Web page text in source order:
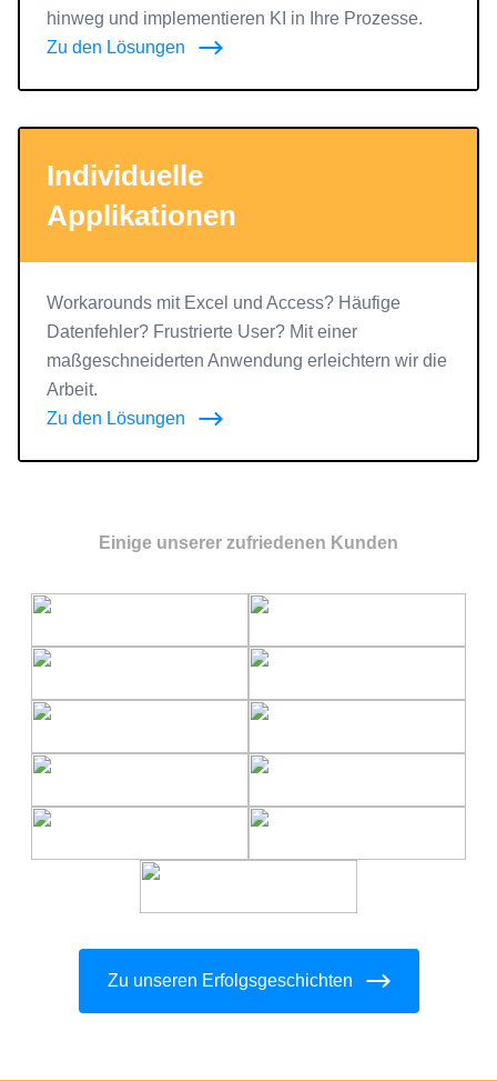
hinweg und implementieren KI in Ihre Prozesse.
Zu den Lösungen
Individuelle
Applikationen
Workarounds mit Excel und Access? Häufige
Datenfehler? Frustrierte User? Mit einer
maßgeschneiderten Anwendung erleichtern wir die
Arbeit.
Zu den Lösungen
Einige unserer zufriedenen Kunden
Zu unseren Erfolgsgeschichten